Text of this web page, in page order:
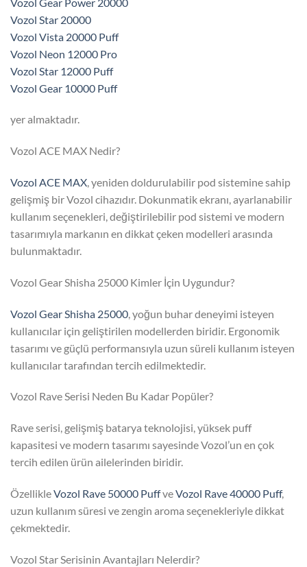
Vozol Star 20000
Vozol Vista 20000 Puff
Vozol Neon 12000 Pro
Vozol Star 12000 Puff
Vozol Gear 10000 Puff
yer almaktadır.
Vozol ACE MAX Nedir?
Vozol ACE MAX, yeniden doldurulabilir pod sistemine sahip
gelişmiş bir Vozol cihazıdır. Dokunmatik ekranı, ayarlanabilir
kullanım seçenekleri, değiştirilebilir pod sistemi ve modern
tasarımıyla markanın en dikkat çeken modelleri arasında
bulunmaktadır.
Vozol Gear Shisha 25000 Kimler İçin Uygundur?
Vozol Gear Shisha 25000 , yoğun buhar deneyimi isteyen
kullanıcılar için geliştirilen modellerden biridir. Ergonomik
tasarımı ve güçlü performansıyla uzun süreli kullanım isteyen
kullanıcılar tarafından tercih edilmektedir.
Vozol Rave Serisi Neden Bu Kadar Popüler?
Rave serisi, gelişmiş batarya teknolojisi, yüksek puff
kapasitesi ve modern tasarımı sayesinde Vozol’un en çok
tercih edilen ürün ailelerinden biridir.
ÖzellikleVozol Rave 50000 PuffveVozol Rave 40000 Puff,
uzun kullanım süresi ve zengin aroma seçenekleriyle dikkat
çekmektedir.
Vozol Star Serisinin Avantajları Nelerdir?